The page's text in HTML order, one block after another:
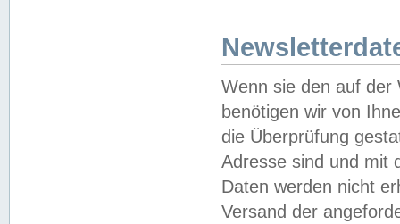
Wenn sie den auf der
benötigen wir von
die Überprüfung
Adresse sind und mit
Daten werden nicht
Versand der